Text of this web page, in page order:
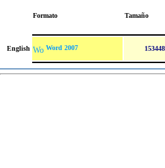
Formato Tamaño
English Word 2007